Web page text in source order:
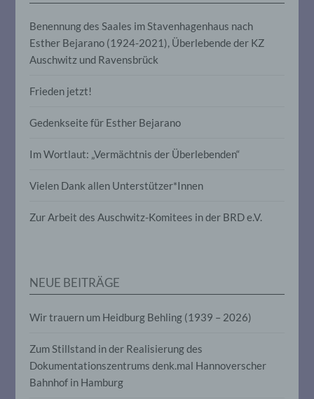
Benennung des Saales im Stavenhagenhaus nach
Esther Bejarano (1924-2021), Überlebende der KZ
Auschwitz und Ravensbrück
Frieden jetzt!
Gedenkseite für Esther Bejarano
Im Wortlaut: „Vermächtnis der Überlebenden“
Vielen Dank allen Unterstützer*Innen
Zur Arbeit des Auschwitz-Komitees in der BRD e.V.
NEUE BEITRÄGE
Wir trauern um Heidburg Behling (1939 – 2026)
Zum Stillstand in der Realisierung des
Dokumentationszentrums denk.mal Hannoverscher
Bahnhof in Hamburg
Verbreitung oder eine andere Form der
Bereitstellung, den Abgleich oder die
Verknüpfung, die Einschränkung, das
Löschen oder die Vernichtung.
Markierung gespeicherter
personenbezogener Daten mit dem Ziel,
e) Profiling
die darin besteht, dass diese
personenbezogenen Daten verwendet
Aspekte, die sich auf eine natürliche
Person beziehen, zu bewerten,
Arbeitsleistung, wirtschaftlicher Lage,
Gesundheit, persönlicher Vorlieben,
Interessen, Zuverlässigkeit, Verhalten,
Aufenthaltsort oder Ortswechsel dieser